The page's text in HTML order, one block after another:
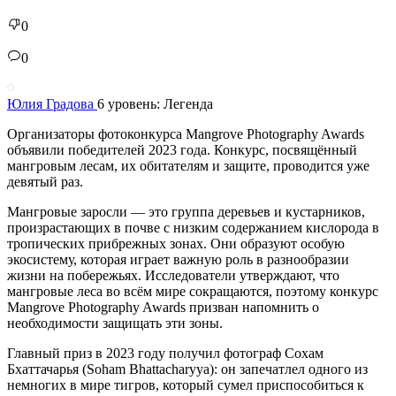
0
0
Юлия Градова 6 уровень: Легенда
Организаторы фотоконкурса Mangrove Photography Awards
объявили победителей 2023 года. Конкурс, посвящённый
мангровым лесам, их обитателям и защите, проводится уже
девятый раз.
Мангровые заросли — это группа деревьев и кустарников,
произрастающих в почве с низким содержанием кислорода в
тропических прибрежных зонах. Они образуют особую
экосистему, которая играет важную роль в разнообразии
жизни на побережьях. Исследователи утверждают, что
мангровые леса во всём мире сокращаются, поэтому конкурс
Mangrove Photography Awards призван напомнить о
необходимости защищать эти зоны.
Главный приз в 2023 году получил фотограф Сохам
Бхаттачарья (Soham Bhattacharyya): он запечатлел одного из
немногих в мире тигров, который сумел приспособиться к